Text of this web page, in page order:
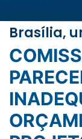
Brasília,
COMISSÃO APROVA